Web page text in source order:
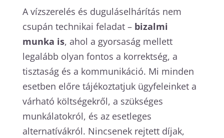
A vízszerelés és duguláselhárítás nem
csupán technikai feladat – bizalmi
munka is, ahol a gyorsaság mellett
legalább olyan fontos a korrektség, a
tisztaság és a kommunikáció. Mi minden
esetben előre tájékoztatjuk ügyfeleinket a
várható költségekről, a szükséges
munkálatokról, és az esetleges
alternatívákról. Nincsenek rejtett díjak,